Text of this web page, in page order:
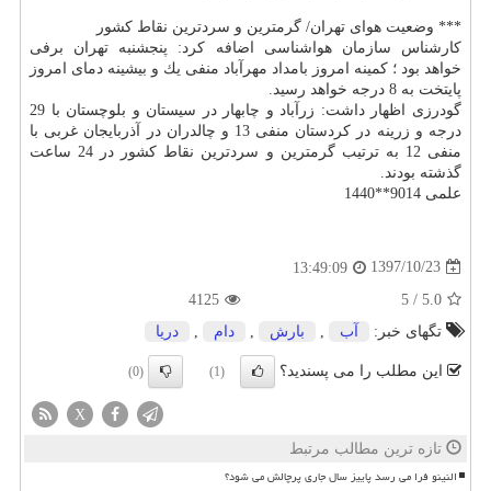
*** وضعیت هوای تهران/ گرمترین و سردترین نقاط كشور
كارشناس سازمان هواشناسی اضافه كرد: پنجشنبه تهران برفی
خواهد بود ؛ كمینه امروز بامداد مهرآباد منفی یك و بیشینه دمای امروز
پایتخت به 8 درجه خواهد رسید.
گودرزی اظهار داشت: زرآباد و چابهار در سیستان و بلوچستان با 29
درجه و زرینه در كردستان منفی 13 و چالدران در آذربایجان غربی با
منفی 12 به ترتیب گرمترین و سردترین نقاط كشور در 24 ساعت
گذشته بودند.
علمی 9014**1440
1397/10/23
13:49:09
5.0
/
5
4125
تگهای خبر:
آب بارش دام دریا
این مطلب را می پسندید؟ (1)
(0)
X
تازه ترین مطالب مرتبط
النینو فرا می رسد پاییز سال جاری پرچالش می شود؟